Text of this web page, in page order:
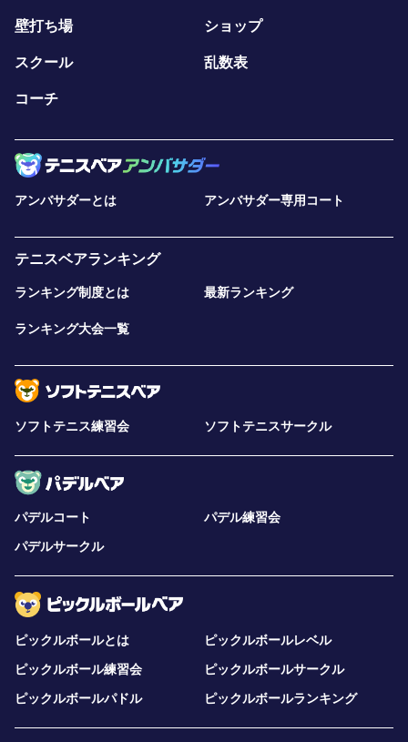
ぜひお気軽にご参加ください。
壁打ち場 ショップ
スクール 乱数表
コーチ
アンバサダーとは アンバサダー専用コート
テニスベアランキング
ランキング制度とは 最新ランキング
ランキング大会一覧
ソフトテニス練習会 ソフトテニスサークル
パデルコート
パデル練習会
パデルサークル
ピックルボールとは
ピックルボールレベル
ピックルボール練習会
ピックルボールサークル
ピックルボールパドル
ピックルボールランキング